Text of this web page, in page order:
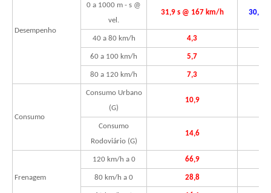
Desempenho
0 a 1000 m - s @
vel.
31,9 s @ 167 km/h 30,7 s
40 a 80 km/h 4,3
60 a 100 km/h 5,7
80 a 120 km/h 7,3
Consumo
Consumo Urbano
(G)
10,9
Consumo
Rodoviário (G)
14,6
Frenagem
120 km/h a 0 66,9
80 km/h a 0 28,8